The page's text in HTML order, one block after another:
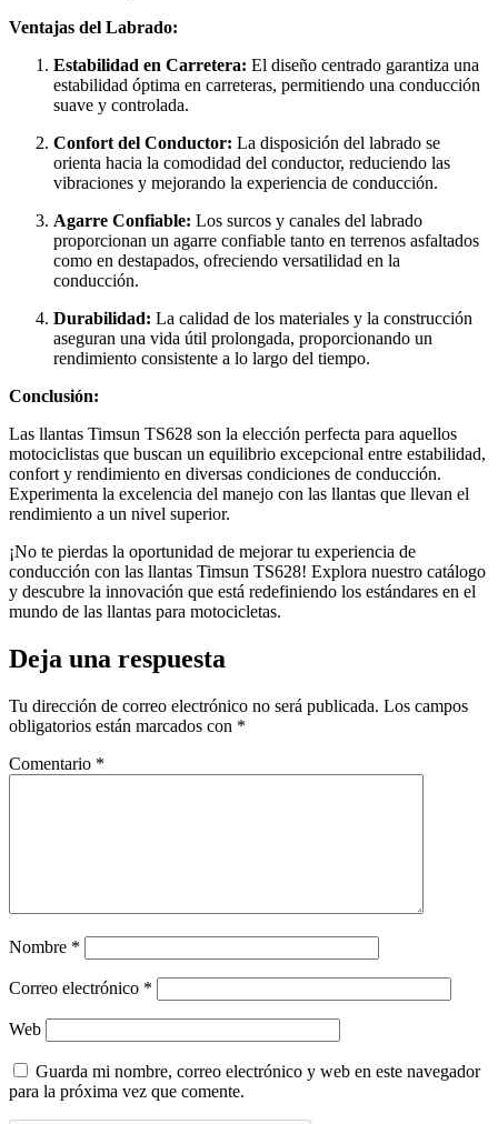
Ventajas del Labrado:
Estabilidad en Carretera: El diseño centrado garantiza una
estabilidad óptima en carreteras, permitiendo una conducción
suave y controlada.
Confort del Conductor: La disposición del labrado se
orienta hacia la comodidad del conductor, reduciendo las
vibraciones y mejorando la experiencia de conducción.
Agarre Confiable: Los surcos y canales del labrado
proporcionan un agarre confiable tanto en terrenos asfaltados
como en destapados, ofreciendo versatilidad en la
conducción.
Durabilidad: La calidad de los materiales y la construcción
aseguran una vida útil prolongada, proporcionando un
rendimiento consistente a lo largo del tiempo.
Conclusión:
Las llantas Timsun TS628 son la elección perfecta para aquellos
motociclistas que buscan un equilibrio excepcional entre estabilidad,
confort y rendimiento en diversas condiciones de conducción.
Experimenta la excelencia del manejo con las llantas que llevan el
rendimiento a un nivel superior.
¡No te pierdas la oportunidad de mejorar tu experiencia de
conducción con las llantas Timsun TS628! Explora nuestro catálogo
y descubre la innovación que está redefiniendo los estándares en el
mundo de las llantas para motocicletas.
Deja una respuesta
Tu dirección de correo electrónico no será publicada. Los campos
obligatorios están marcados con *
Comentario *
Nombre *
Correo electrónico *
Web
Guarda mi nombre, correo electrónico y web en este navegador
para la próxima vez que comente.